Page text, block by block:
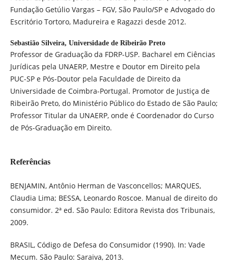
Fundação Getúlio Vargas – FGV, São Paulo/SP e Advogado do
Escritório Tortoro, Madureira e Ragazzi desde 2012.
Sebastião Silveira, Universidade de Ribeirão Preto
Professor de Graduação da FDRP-USP. Bacharel em Ciências
Jurídicas pela UNAERP, Mestre e Doutor em Direito pela
PUC-SP e Pós-Doutor pela Faculdade de Direito da
Universidade de Coimbra-Portugal. Promotor de Justiça de
Ribeirão Preto, do Ministério Público do Estado de São Paulo;
Professor Titular da UNAERP, onde é Coordenador do Curso
de Pós-Graduação em Direito.
Referências
BENJAMIN, Antônio Herman de Vasconcellos; MARQUES,
Claudia Lima; BESSA, Leonardo Roscoe. Manual de direito do
consumidor. 2ª ed. São Paulo: Editora Revista dos Tribunais,
2009.
BRASIL, Código de Defesa do Consumidor (1990). In: Vade
Mecum. São Paulo: Saraiva, 2013.